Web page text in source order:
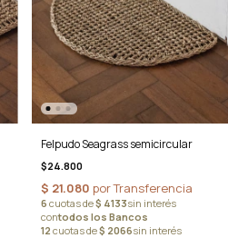
Felpudo Seagrass semicircular
$24.800